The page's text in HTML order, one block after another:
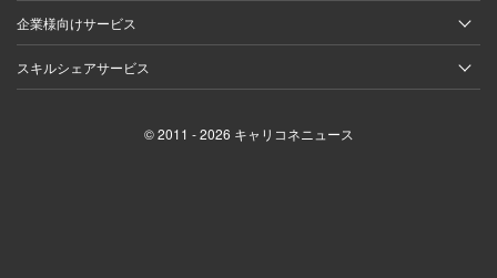
企業様向けサービス
スキルシェアサービス
© 2011 - 2026 キャリコネニュース